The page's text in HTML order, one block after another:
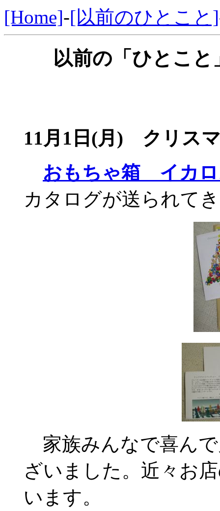
[Home]-[以前のひとこと]
以前の「ひとこ
11月1日(月) クリス
おもちゃ箱 イカ
カタログが送られて
家族みんなで喜ん
ざいました。近々お
います。